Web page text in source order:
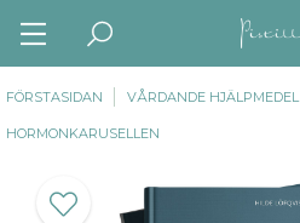
FÖRSTASIDAN VÅRDANDE HJÄLPMEDEL
HORMONKARUSELLEN